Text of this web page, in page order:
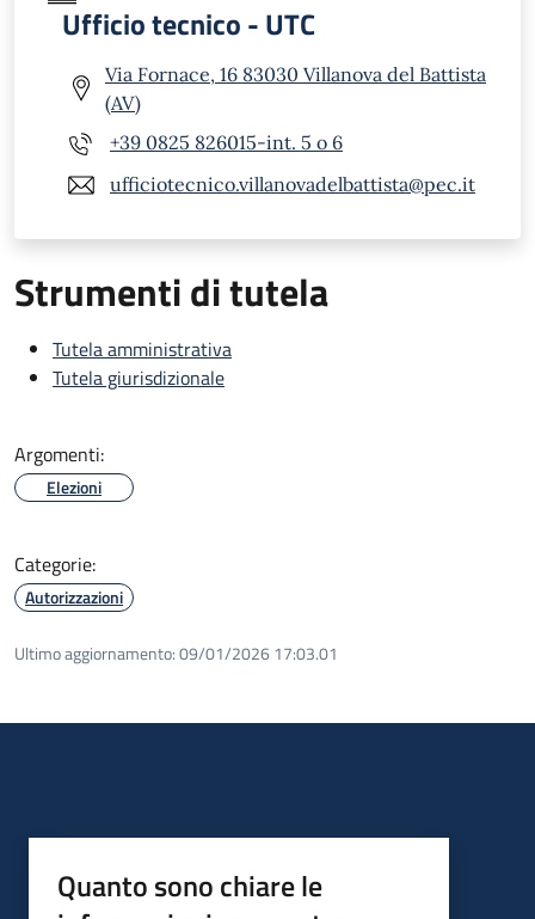
Ufficio tecnico - UTC
Via Fornace, 16 83030 Villanova del Battista
(AV)
+39 0825 826015-int. 5 o 6
ufficiotecnico.villanovadelbattista@pec.it
Strumenti di tutela
Tutela amministrativa
Tutela giurisdizionale
Argomenti:
Elezioni
Categorie:
Autorizzazioni
Ultimo aggiornamento:09/01/2026 17:03.01
Quanto sono chiare le